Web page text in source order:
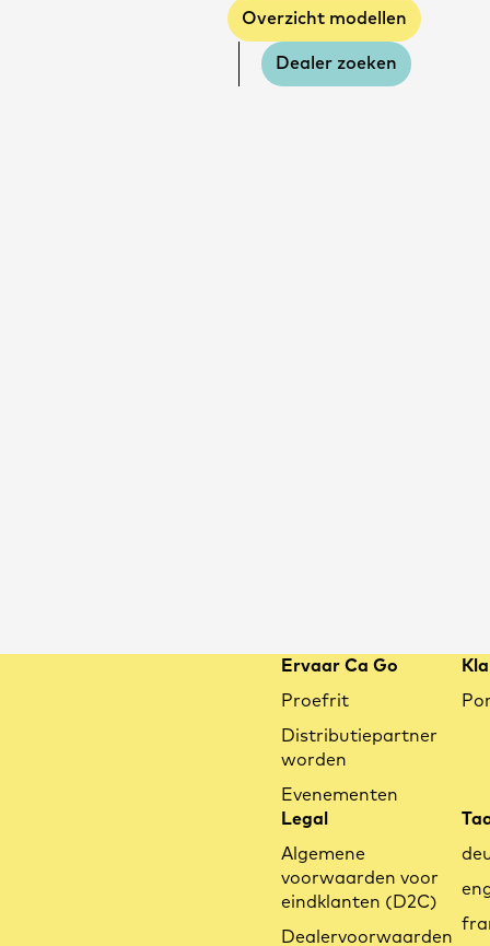
Overzicht modellen
Dealer zoeken
Ervaar Ca Go
Proefrit
Distributiepartner
worden
Evenementen
Legal
Algemene
voorwaarden voor
eindklanten (D2C)
Dealervoorwaarden